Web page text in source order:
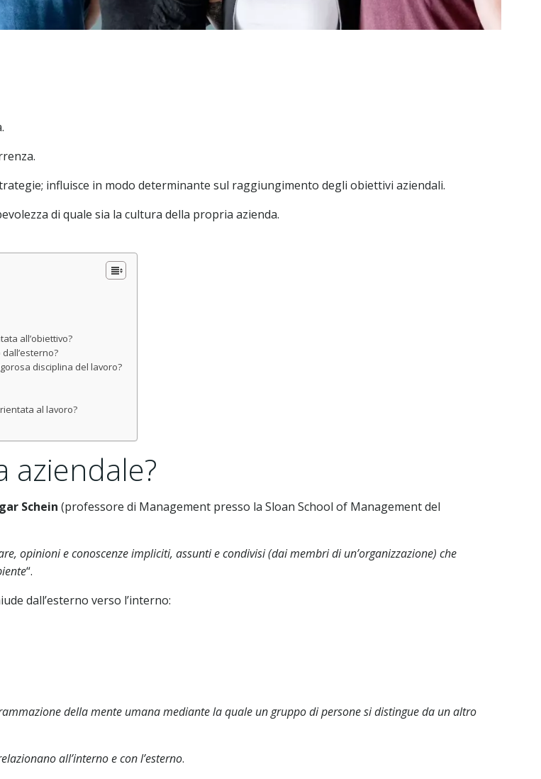
influisce in modo determinante sul raggiungimento degli obiettivi aziendali.
di quale sia la cultura della propria azienda.
all’obiettivo?
disciplina del lavoro?
al lavoro?
aziendale?
Schein (professore di Management presso la Sloan School of Management del
opinioni e conoscenze impliciti, assunti e condivisi (dai membri di un’organizzazione) che
“.
dall’esterno verso l’interno:
della mente umana mediante la quale un gruppo di persone si distingue da un altro
all’interno e con l’esterno.